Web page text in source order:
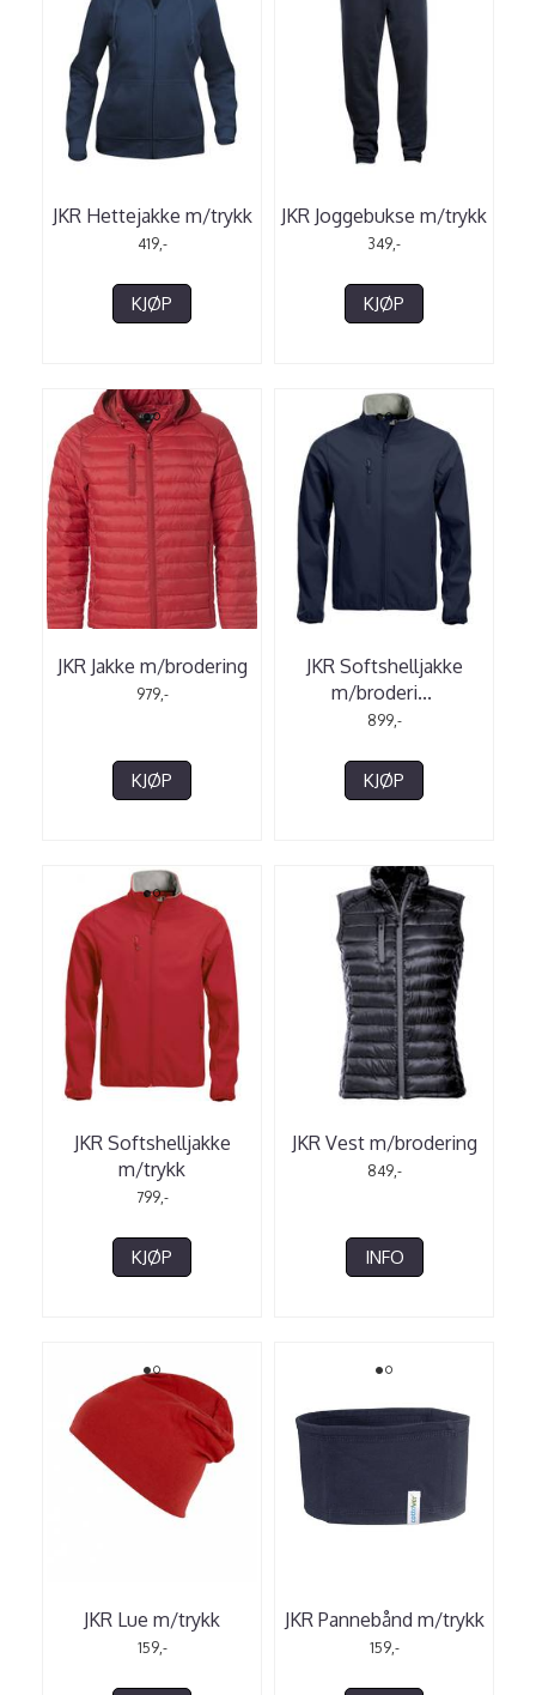
JKR Hettejakke m/trykk
419,-
KJØP
JKR Joggebukse m/trykk
349,-
KJØP
JKR Jakke m/brodering
979,-
KJØP
JKR Softshelljakke
m/broderi...
899,-
KJØP
JKR Softshelljakke
m/trykk
799,-
KJØP
JKR Vest m/brodering
849,-
INFO
JKR Lue m/trykk
159,-
JKR Pannebånd m/trykk
159,-